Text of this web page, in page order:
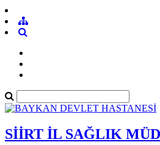
SİİRT İL SAĞLIK